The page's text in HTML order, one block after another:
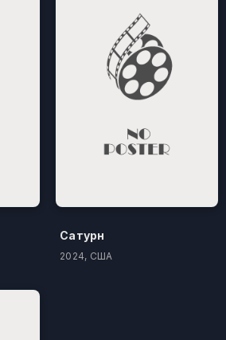
Сатурн
2024, США